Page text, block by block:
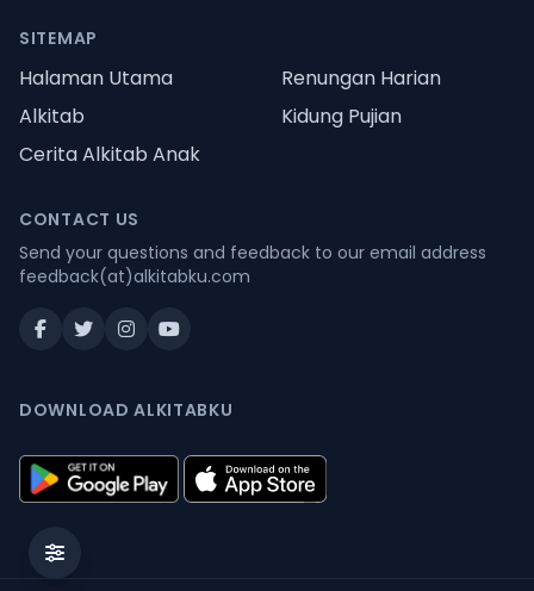
SITEMAP
Halaman Utama
Renungan Harian
Alkitab
Kidung Pujian
Cerita Alkitab Anak
CONTACT US
Send your questions and feedback to our email address
feedback(at)alkitabku.com
DOWNLOAD ALKITABKU